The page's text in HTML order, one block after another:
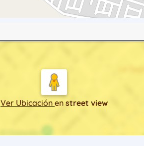
Ver Ubicación en street view